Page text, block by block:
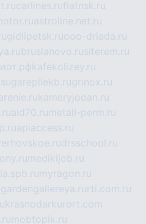
carlines.ruflatnsk.ru
astroline.net.ru
gidlipetsk.ruooo-driada.ru
bruslanovo.rusiterem.ru
kafekolizey.ru
sugarepilekb.rugrinox.ru
kameryjooan.ru
aid70.ru metall-perm.ru
apiaccess.ru
drsschool.ru
medikijob.ru
myragon.ru
gardengallereya.ru rti.com.ru
krasnodarkurort.com
mobtopik.ru